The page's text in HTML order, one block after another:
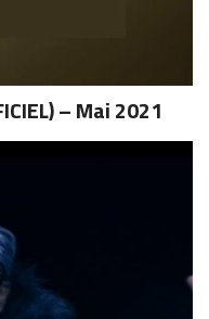
– Mai 2021